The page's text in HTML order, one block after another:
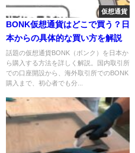
仮想通貨
BONK仮想通貨はどこで買う？日
本からの具体的な買い方を解説
話題の仮想通貨BONK（ボンク）を日本か
ら購入する方法を詳しく解説。国内取引所
での口座開設から、海外取引所でのBONK
購入まで、初心者でも分...